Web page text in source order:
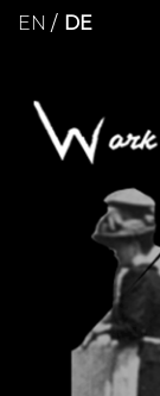
EN DE